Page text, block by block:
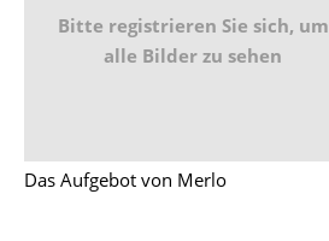
Bitte registrieren Sie sich, um
alle Bilder zu sehen
Das Aufgebot von Merlo